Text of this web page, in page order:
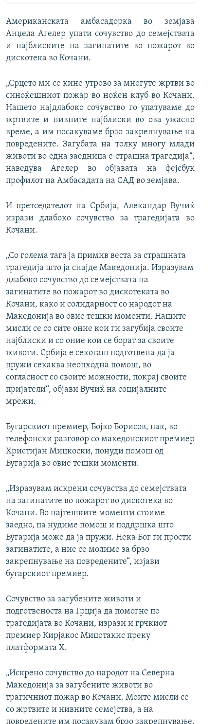
Американската амбасадорка во земјава
Анџела Агелер упати сочувство до семејствата
и најблиските на загинатите во пожарот во
дискотека во Кочани.
„Срцето ми се кине утрово за многуте жртви во
синоќешниот пожар во ноќен клуб во Кочани.
Нашето најдлабоко сочувство го упатуваме до
жртвите и нивните најблиски во ова ужасно
време, а им посакуваме брзо закрепнување на
повредените. Загубата на толку многу млади
животи во една заедница е страшна трагедија“,
наведува Агелер во објавата на фејсбук
профилот на Амбасадата на САД во земјава.
И претседателот на Србија, Алекандар Вучиќ
изрази длабоко сочувство за трагедијата во
Кочани.
„Со голема тага ја примив веста за страшната
трагедија што ја снајде Македонија. Изразувам
длабоко сочувство до семејствата на
загинатите во пожарот во дискотеката во
Кочани, како и солидарност со народот на
Македонија во овие тешки моменти. Нашите
мисли се со сите оние кои ги загубија своите
најблиски и со оние кои се борат за своите
животи. Србија е секогаш подготвена да ја
пружи секаква неопходна помош, во
согласност со своите можности, покрај своите
пријатели“, објави Вучиќ на социјалните
мрежи.
Бугарскиот премиер, Бојко Борисов, пак, во
телефонски разговор со македонскиот премиер
Христијан Мицкоски, понуди помош од
Бугарија во овие тешки моменти.
„Изразувам искрени сочувства до семејствата
на загинатите во пожарот во дискотека во
Кочани. Во најтешките моменти стоиме
заедно, па нудиме помош и поддршка што
Бугарија може да ја пружи. Нека Бог ги прости
загинатите, а ние се молиме за брзо
закрепнување на повредените“, изјави
бугарскиот премиер.
Сочувство за загубените животи и
подготвеноста на Грција да помогне по
трагедијата во Кочани, изрази и грчкиот
премиер Кирјакос Мицотакис преку
платформата Х.
„Искрено сочувство до народот на Северна
Македонија за загубените животи во
трагичниот пожар во Кочани. Моите мисли се
со жртвите и нивните семејства, а на
повредените им посакувам брзо закрепнување.